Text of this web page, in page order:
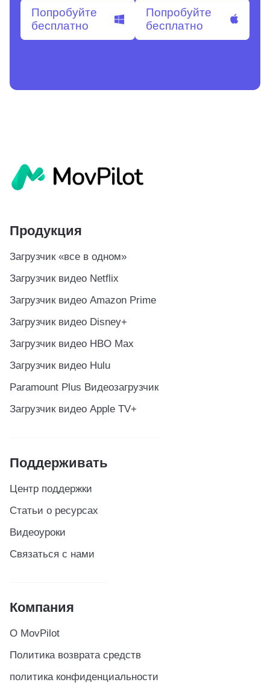
Попробуйте
бесплатно
Попробуйте
бесплатно
Продукция
Загрузчик «все в одном»
Загрузчик видео Netflix
Загрузчик видео Amazon Prime
Загрузчик видео Disney+
Загрузчик видео HBO Max
Загрузчик видео Hulu
Paramount Plus Видеозагрузчик
Загрузчик видео Apple TV+
Поддерживать
Центр поддержки
Статьи о ресурсах
Видеоуроки
Связаться с нами
Компания
О MovPilot
Политика возврата средств
политика конфиденциальности